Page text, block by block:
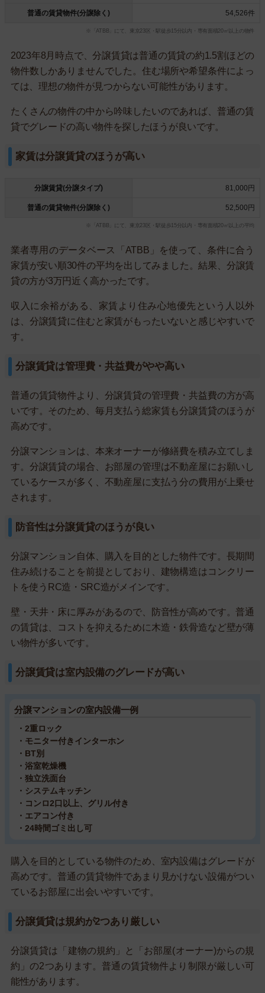
普通の賃貸物件(分譲除く) 54,526件
※「ATBB」にて、東京23区・駅徒歩15分以内・専有面積20㎡以上の物件
2023年8月時点で、分譲賃貸は普通の賃貸の約1.5割ほどの
物件数しかありませんでした。住む場所や希望条件によっ
ては、理想の物件が見つからない可能性があります。
たくさんの物件の中から吟味したいのであれば、普通の賃
貸でグレードの高い物件を探したほうが良いです。
家賃は分譲賃貸のほうが高い
分譲賃貸(分譲タイプ) 81,000円
普通の賃貸物件(分譲除く) 52,500円
※「ATBB」にて、東京23区・駅徒歩15分以内・専有面積20㎡以上の平均
業者専用のデータベース「ATBB」を使って、条件に合う
家賃が安い順30件の平均を出してみました。結果、分譲賃
貸の方が3万円近く高かったです。
収入に余裕がある、家賃より住み心地優先という人以外
は、分譲賃貸に住むと家賃がもったいないと感じやすいで
す。
分譲賃貸は管理費・共益費がやや高い
普通の賃貸物件より、分譲賃貸の管理費・共益費の方が高
いです。そのため、毎月支払う総家賃も分譲賃貸のほうが
高めです。
分譲マンションは、本来オーナーが修繕費を積み立てしま
す。分譲賃貸の場合、お部屋の管理は不動産屋にお願いし
ているケースが多く、不動産屋に支払う分の費用が上乗せ
されます。
防音性は分譲賃貸のほうが良い
分譲マンション自体、購入を目的とした物件です。長期間
住み続けることを前提としており、建物構造はコンクリー
トを使うRC造・SRC造がメインです。
壁・天井・床に厚みがあるので、防音性が高めです。普通
の賃貸は、コストを抑えるために木造・鉄骨造など壁が薄
い物件が多いです。
分譲賃貸は室内設備のグレードが高い
分譲マンションの室内設備一例
・2重ロック
・モニター付きインターホン
・BT別
・浴室乾燥機
・独立洗面台
・システムキッチン
・コンロ2口以上、グリル付き
・エアコン付き
・24時間ゴミ出し可
購入を目的としている物件のため、室内設備はグレードが
高めです。普通の賃貸物件であまり見かけない設備がつい
ているお部屋に出会いやすいです。
分譲賃貸は規約が2つあり厳しい
分譲賃貸は「建物の規約」と「お部屋(オーナー)からの規
約」の2つあります。普通の賃貸物件より制限が厳しい可
能性があります。